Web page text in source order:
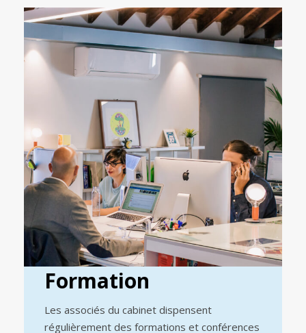
Formation
Les associés du cabinet dispensent
régulièrement des formations et conférences